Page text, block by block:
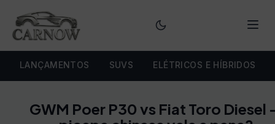
LANÇAMENTOS SUVS ELÉTRICOS E HÍBRIDOS
GWM Poer P30 vs Fiat Toro Diesel